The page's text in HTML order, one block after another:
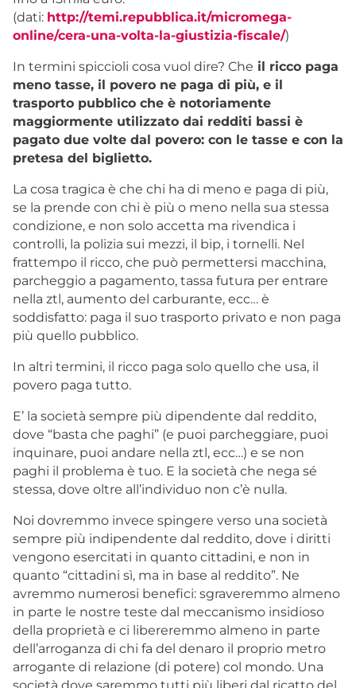
(dati: http://temi.repubblica.it/micromega-
online/cera-una-volta-la-giustizia-fiscale/)
In termini spiccioli cosa vuol dire? Che il ricco paga
meno tasse, il povero ne paga di più, e il
trasporto pubblico che è notoriamente
maggiormente utilizzato dai redditi bassi è
pagato due volte dal povero: con le tasse e con la
pretesa del biglietto.
La cosa tragica è che chi ha di meno e paga di più,
se la prende con chi è più o meno nella sua stessa
condizione, e non solo accetta ma rivendica i
controlli, la polizia sui mezzi, il bip, i tornelli. Nel
frattempo il ricco, che può permettersi macchina,
parcheggio a pagamento, tassa futura per entrare
nella ztl, aumento del carburante, ecc… è
soddisfatto: paga il suo trasporto privato e non paga
più quello pubblico.
In altri termini, il ricco paga solo quello che usa, il
povero paga tutto.
E’ la società sempre più dipendente dal reddito,
dove “basta che paghi” (e puoi parcheggiare, puoi
inquinare, puoi andare nella ztl, ecc…) e se non
paghi il problema è tuo. E la società che nega sé
stessa, dove oltre all’individuo non c’è nulla.
Noi dovremmo invece spingere verso una società
sempre più indipendente dal reddito, dove i diritti
vengono esercitati in quanto cittadini, e non in
quanto “cittadini sì, ma in base al reddito”. Ne
avremmo numerosi benefici: sgraveremmo almeno
in parte le nostre teste dal meccanismo insidioso
della proprietà e ci libereremmo almeno in parte
dell’arroganza di chi fa del denaro il proprio metro
arrogante di relazione (di potere) col mondo. Una